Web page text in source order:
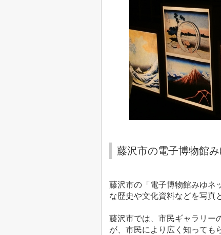
藤沢市の電子博物館
藤沢市の「電子博物館みゆネ
な歴史や文化資料などを写真
藤沢市では、市民ギャラリー
が、市民により広く知っても